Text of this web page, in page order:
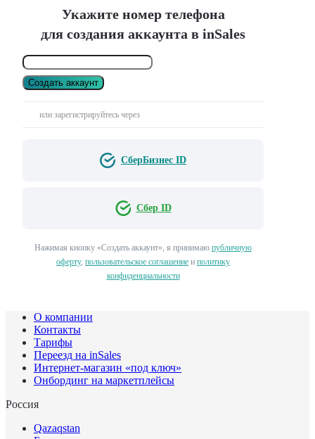
Укажите номер телефона
для создания аккаунта в inSales
Создать аккаунт
или зарегистрируйтесь через
СберБизнес ID
Сбер ID
Нажимая кнопку «Создать аккаунт», я принимаю публичную
оферту, пользовательское соглашение и политику
конфиденциальности
О компании
Контакты
Тарифы
Переезд на inSales
Интернет-магазин «под ключ»
Онбординг на маркетплейсы
Россия
Qazaqstan